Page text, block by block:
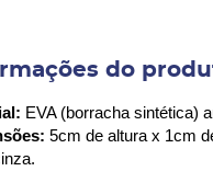
do
EVA (borracha sintética)
5cm de altura x 1cm